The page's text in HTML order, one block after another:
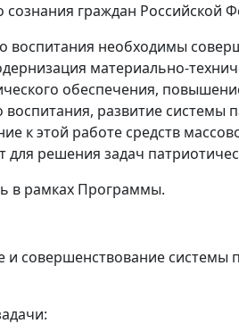
сознания граждан Российской
воспитания необходимы
материально-
обеспечения,
развитие системы
к этой работе средств
решения задач
в рамках Программы.
совершенствование системы